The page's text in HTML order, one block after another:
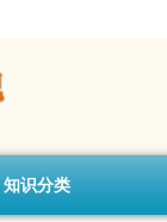
知识分类